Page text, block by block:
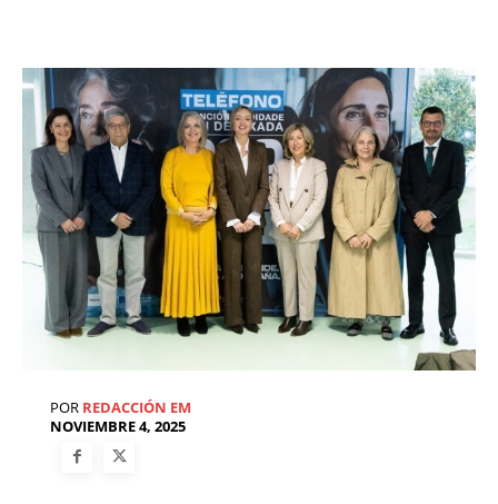
POR REDACCIÓN EM
NOVIEMBRE 4, 2025